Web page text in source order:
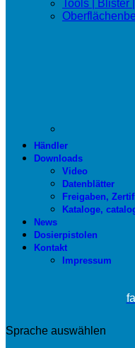
Tools | Blister
Händler
Downloads
Video
Datenblätter
Freigaben,
Kataloge,
News
Dosierpistolen
Kontakt
Impressum
Sprache auswählen